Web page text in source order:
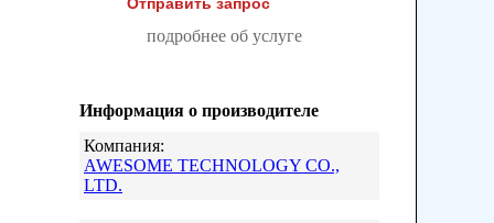
Отправить запрос
подробнее об услуге
Информация о производителе
Компания:
AWESOME TECHNOLOGY CO.,
LTD.